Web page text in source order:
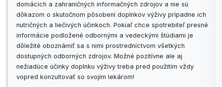
domácich a zahraničných informačných zdrojov a nie sú
dôkazom o skutočnom pôsobení doplnkov výživy prípadne ich
nutričných a liečivých účinkoch. Pokiaľ chce spotrebiteľ presné
informácie podložené odbornými a vedeckými štúdiami je
dôležité oboznámiť sa s nimi prostredníctvom všetkých
dostupných odborných zdrojov. Možné pozitívne ale aj
nežiadúce účinky doplnku výživy treba pred použitím vždy
vopred konzultovať so svojím lekárom!